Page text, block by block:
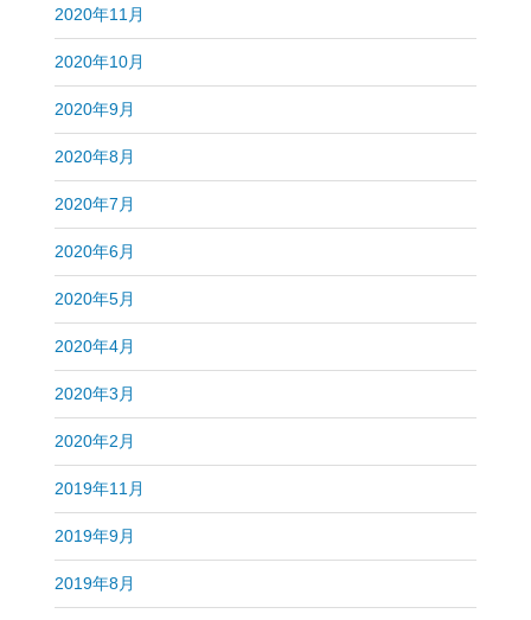
2020年11月
2020年10月
2020年9月
2020年8月
2020年7月
2020年6月
2020年5月
2020年4月
2020年3月
2020年2月
2019年11月
2019年9月
2019年8月